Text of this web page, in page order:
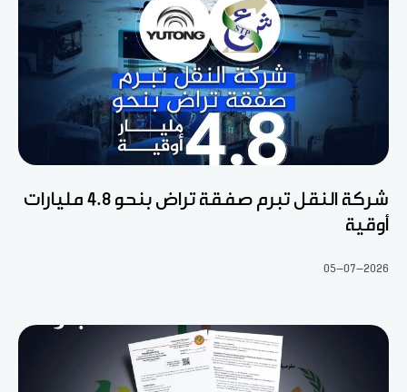
شركة النقل تبرم صفقة تراض بنحو 4.8 مليارات
أوقية
05-07-2026